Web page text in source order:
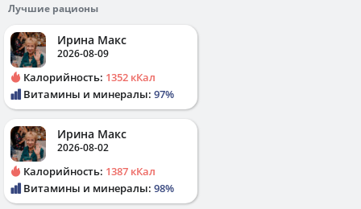
Лучшие рационы
Ирина Макс
2026-08-09
Калорийность: 1352 кКал
Витамины и минералы: 97%
Ирина Макс
2026-08-02
Калорийность: 1387 кКал
Витамины и минералы: 98%